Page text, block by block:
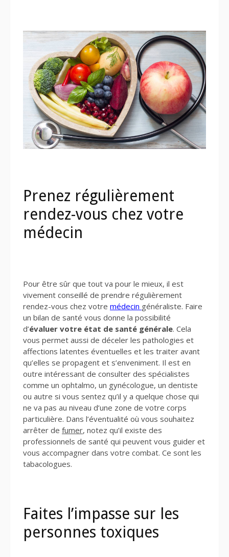
Prenez régulièrement
rendez-vous chez votre
médecin
Pour être sûr que tout va pour le mieux, il est
vivement conseillé de prendre régulièrement
rendez-vous chez votre médecin généraliste. Faire
un bilan de santé vous donne la possibilité
d’évaluer votre état de santé générale. Cela
vous permet aussi de déceler les pathologies et
affections latentes éventuelles et les traiter avant
qu’elles se propagent et s’enveniment. Il est en
outre intéressant de consulter des spécialistes
comme un ophtalmo, un gynécologue, un dentiste
ou autre si vous sentez qu’il y a quelque chose qui
ne va pas au niveau d’une zone de votre corps
particulière. Dans l’éventualité où vous souhaitez
arrêter de fumer, notez qu’il existe des
professionnels de santé qui peuvent vous guider et
vous accompagner dans votre combat. Ce sont les
tabacologues.
Faites l’impasse sur les
personnes toxiques